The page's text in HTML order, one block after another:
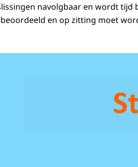
navolgbaar en wordt tijd
en op zitting moet